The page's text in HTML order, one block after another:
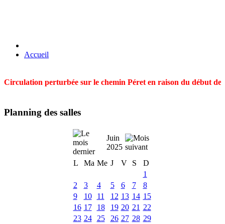
Accueil
Circulation perturbée sur le chemin Péret en raison du début
Planning des salles
Juin
2025
L
Ma Me J V S
D
1
2
3 4 5 6 7
8
9
10 11 12 13 14 15
16 17 18 19 20 21 22
23 24 25 26 27 28 29